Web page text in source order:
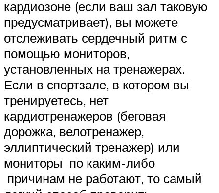
кардиозоне (если ваш зал таковую
предусматривает), вы можете
отслеживать сердечный ритм с
помощью мониторов,
установленных на тренажерах.
Если в спортзале, в котором вы
тренируетесь, нет
кардиотренажеров (беговая
дорожка, велотренажер,
эллиптический тренажер) или
мониторы по каким-либо
причинам не работают, то самый